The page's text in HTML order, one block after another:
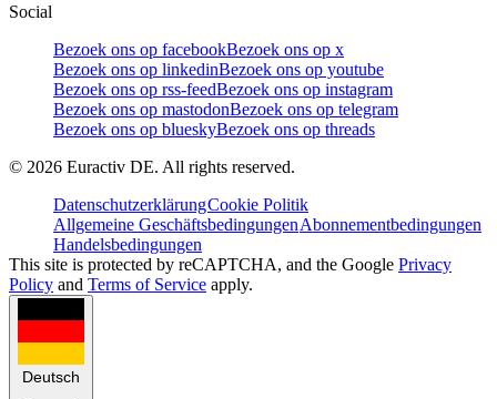
Social
Bezoek ons op facebookBezoek ons op x
Bezoek ons op linkedinBezoek ons op youtube
Bezoek ons op rss-feedBezoek ons op instagram
Bezoek ons op mastodonBezoek ons op telegram
Bezoek ons op blueskyBezoek ons op threads
© 2026 Euractiv DE. All rights reserved.
DatenschutzerklärungCookie Politik
Allgemeine GeschäftsbedingungenAbonnementbedingungen
Handelsbedingungen
This site is protected by reCAPTCHA, and the Google Privacy
Policy and Terms of Service apply.
Deutsch